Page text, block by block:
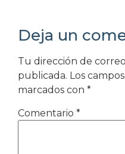
Deja un
Tu dirección de
publicada. Los
marcados con *
Comentario *